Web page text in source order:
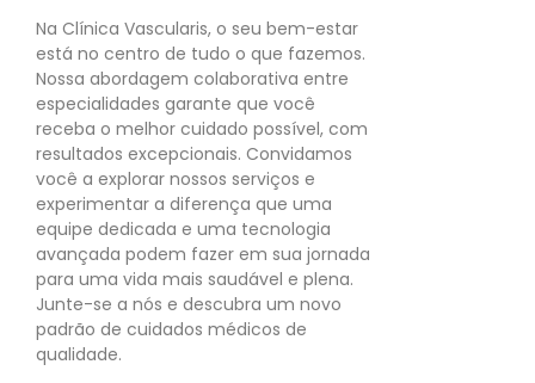
Na Clínica Vascularis, o seu bem-estar
está no centro de tudo o que fazemos.
Nossa abordagem colaborativa entre
especialidades garante que você
receba o melhor cuidado possível, com
resultados excepcionais. Convidamos
você a explorar nossos serviços e
experimentar a diferença que uma
equipe dedicada e uma tecnologia
avançada podem fazer em sua jornada
para uma vida mais saudável e plena.
Junte-se a nós e descubra um novo
padrão de cuidados médicos de
qualidade.